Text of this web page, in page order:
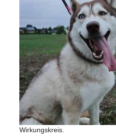
Wirkungskreis.